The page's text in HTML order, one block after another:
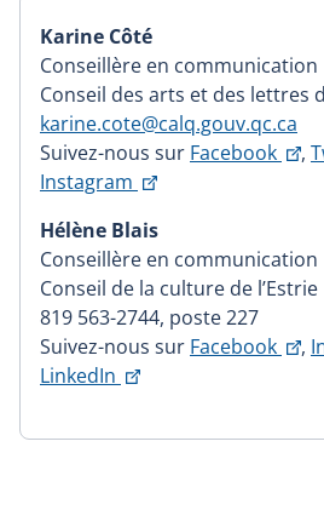
Karine Côté
Conseillère en communication
Conseil des arts et des lettres
karine.cote@calq.gouv.qc.ca
Suivez-nous sur Facebook
in
a
,
Instagram
This
will
open
in
a
new
Hélène Blais
Conseillère en communication
Conseil de la culture de l’Estrie
819 563-2744, poste 227
Suivez-nous sur Facebook ,
LinkedIn
This
will